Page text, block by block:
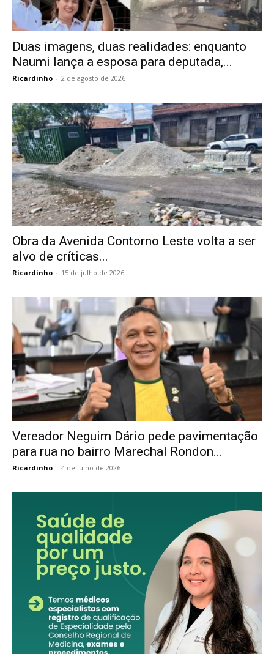
Duas imagens, duas realidades: enquanto
Naumi lança a esposa para deputada,...
Ricardinho - 2 de agosto de 2026
Obra da Avenida Contorno Leste volta a ser
alvo de críticas...
Ricardinho - 15 de julho de 2026
Vereador Neguim Dário pede pavimentação
para rua no bairro Marechal Rondon...
Ricardinho - 4 de julho de 2026